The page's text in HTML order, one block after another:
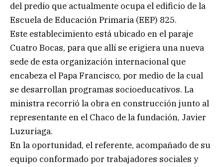
del predio que actualmente ocupa el edificio de la
Escuela de Educación Primaria (EEP) 825.
Este establecimiento está ubicado en el paraje
Cuatro Bocas, para que allí se erigiera una nueva
sede de esta organización internacional que
encabeza el Papa Francisco, por medio de la cual
se desarrollan programas socioeducativos. La
ministra recorrió la obra en construcción junto al
representante en el Chaco de la fundación, Javier
Luzuriaga.
En la oportunidad, el referente, acompañado de su
equipo conformado por trabajadores sociales y